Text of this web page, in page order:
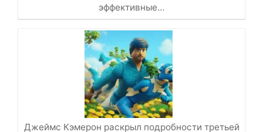
эффективные…
Джеймс Кэмерон раскрыл подробности третьей